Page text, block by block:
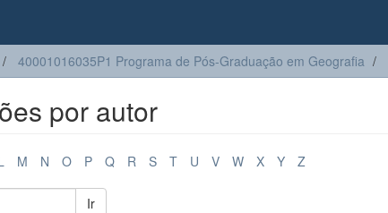
40001016035P1 Programa de Pós-Graduação em Geografia
por autor
M N O P Q R S T U V W X Y Z
Ir